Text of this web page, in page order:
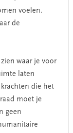
voelen.
de
waar je voor
laten
die het
moet je
geen